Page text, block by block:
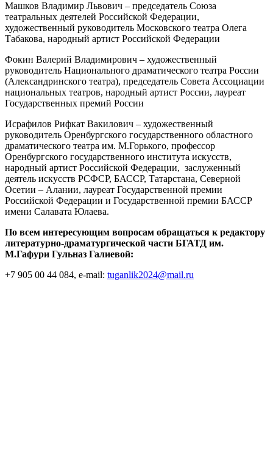
Машков Владимир Львович – председатель Союза
театральных деятелей Российской Федерации,
художественный руководитель Московского театра Олега
Табакова, народный артист Российской Федерации
Фокин Валерий Владимирович – художественный
руководитель Национального драматического театра России
(Александринского театра), председатель Совета Ассоциации
национальных театров, народный артист России, лауреат
Государственных премий России
Исрафилов Рифкат Вакилович – художественный
руководитель Оренбургского государственного областного
драматического театра им. М.Горького, профессор
Оренбургского государственного института искусств,
народный артист Российской Федерации, заслуженный
деятель искусств РСФСР, БАССР, Татарстана, Северной
Осетии – Алании, лауреат Государственной премии
Российской Федерации и Государственной премии БАССР
имени Салавата Юлаева.
По всем интересующим вопросам обращаться кредактору
литературно-драматургической части БГАТД им.
М.Гафури Гульназ Галиевой:
+7 905 00 44 084, e-mail: tuganlik2024@mail.ru